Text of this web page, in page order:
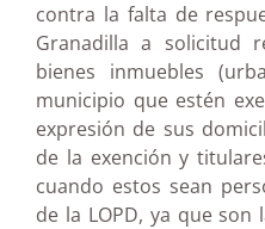
contra la falta de
Granadilla a solicitud
bienes inmuebles
municipio que estén
expresión de sus
de la exención y
cuando estos sean
de la LOPD, ya que